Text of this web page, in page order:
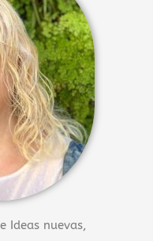
Ideas nuevas,